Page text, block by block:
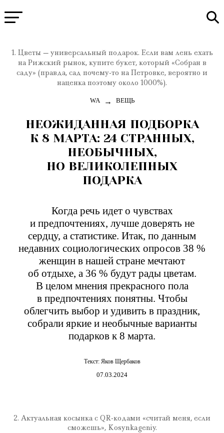
1. Цветы — универсальный подарок. Если вам лень ехать
на Рижский рынок, купите букет, который «Собран в
саду» (правда, сад почему-то на Петровке, вероятно и
наценка поэтому около 1000%).
WA → ВЕЩЬ
НЕОЖИДАННАЯ ПОДБОРКА
К 8 МАРТА: 24 СТРАННЫХ,
НЕОБЫЧНЫХ,
НО ВЕЛИКОЛЕПНЫХ
ПОДАРКА
Когда речь идет о чувствах
и предпочтениях, лучше доверять не
сердцу, а статистике. Итак, по данным
недавних социологических опросов 38 %
женщин в нашей стране мечтают
об отдыхе, а 36 % будут рады цветам.
В целом мнения прекрасного пола
в предпочтениях понятны. Чтобы
облегчить выбор и удивить в праздник,
собрали яркие и необычные варианты
подарков к 8 марта.
Текст: Яков Щербаков
07.03.2024
2. Актуальная косынка с QR-кодами «считай меня, если
сможешь», Kosynkageniy.